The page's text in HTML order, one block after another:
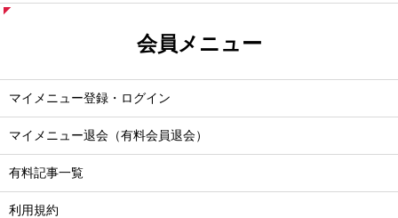
会員メニュー
マイメニュー登録・ログイン
マイメニュー退会（有料会員退会）
有料記事一覧
利用規約